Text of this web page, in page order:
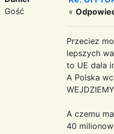
Gość
«
Przeciez
lepszych
to UE dala
A Polska
A czemu
40